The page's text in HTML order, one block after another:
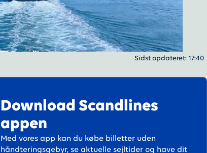
Sidst opdateret: 17:40
Download Scandlines
appen
Med vores app kan du købe billetter uden
håndteringsgebyr, se aktuelle sejltider og have dit